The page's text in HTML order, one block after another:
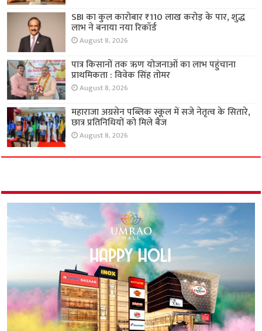
SBI का कुल कारोबार ₹110 लाख करोड़ के पार, शुद्ध
लाभ ने बनाया नया रिकॉर्ड
August 8, 2026
पात्र किसानों तक ऋण योजनाओं का लाभ पहुंचाना
प्राथमिकता : विवेक सिंह तोमर
August 8, 2026
महाराजा अग्रसेन पब्लिक स्कूल में सजे नेतृत्व के सितारे,
छात्र प्रतिनिधियों को मिले बैज
August 8, 2026